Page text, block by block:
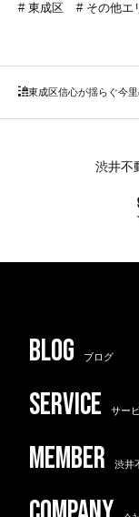
東成区
その他エ
信心が揺らぐ今
東成区
渋井不
ブログ
サー
渋井